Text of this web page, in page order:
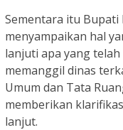
Sementara itu
menyampaikan hal
lanjuti apa yang
memanggil dinas
Umum dan Tata
memberikan
lanjut.